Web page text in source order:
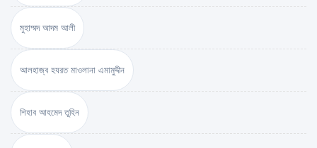
মুহাম্মদ আদম আলী
আলহাজ্ব হযরত মাওলানা এমামুদ্দীন
শিহাব আহমেদ তুহিন